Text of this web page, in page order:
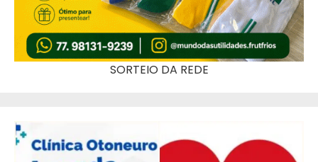
SORTEIO DA REDE